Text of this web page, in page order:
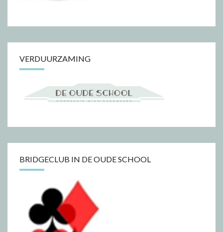
VERDUURZAMING
BRIDGECLUB IN DE OUDE SCHOOL